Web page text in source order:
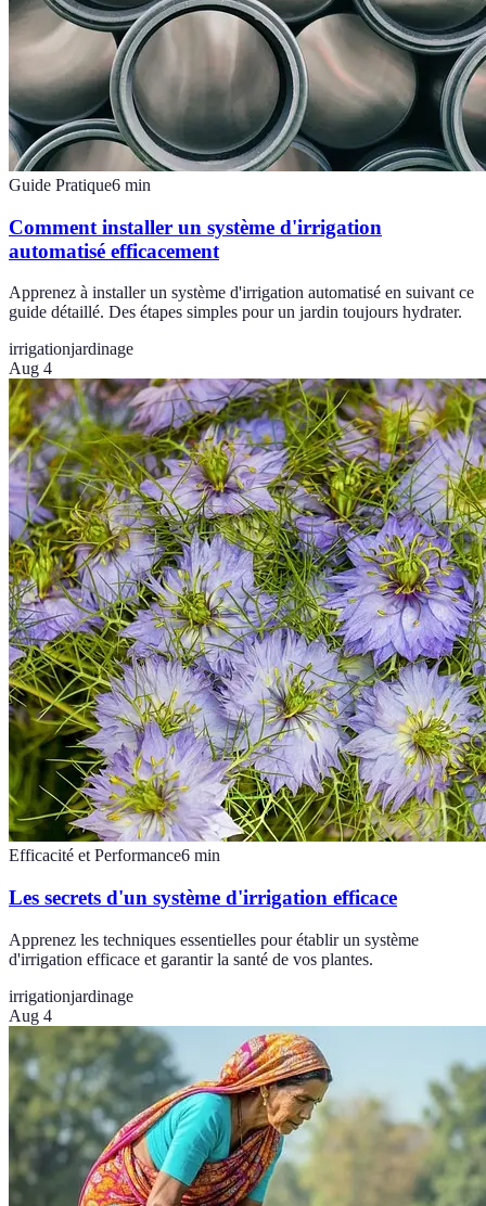
Guide Pratique6 min
Comment installer un système d'irrigation
automatisé efficacement
Apprenez à installer un système d'irrigation automatisé en suivant ce
guide détaillé. Des étapes simples pour un jardin toujours hydrater.
irrigationjardinage
Aug 4
Efficacité et Performance6 min
Les secrets d'un système d'irrigation efficace
Apprenez les techniques essentielles pour établir un système
d'irrigation efficace et garantir la santé de vos plantes.
irrigationjardinage
Aug 4